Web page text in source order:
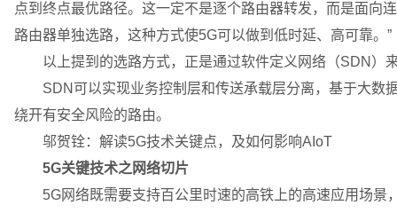
点到终点最优路径。这一定不是逐个路由器转发，而是面向
路由器单独选路，这种方式使5G可以做到低时延、高可靠。”
以上提到的选路方式，正是通过软件定义网络（SDN）
SDN可以实现业务控制层和传送承载层分离，基于大数
绕开有安全风险的路由。
邬贺铨：解读5G技术关键点，及如何影响AIoT
5G关键技术之网络切片
5G网络既需要支持百公里时速的高铁上的高速应用场景